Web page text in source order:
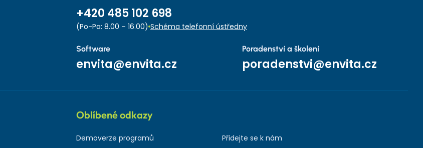
+420 485 102 698
(Po-Pa: 8.00 – 16.00) Schéma telefonní ústředny
Software
envita@envita.cz
Poradenství a školení
poradenstvi@envita.cz
Oblíbené odkazy
Demoverze programů
Přidejte se k nám